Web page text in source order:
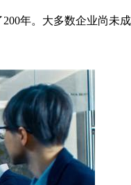
年。大多数企业尚未